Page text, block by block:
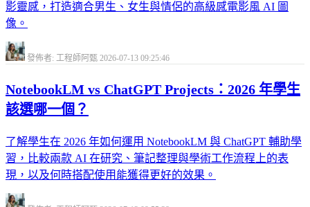
影靈感，打造適合男生、女生與情侶的高級感電影風 AI 圖
像。
發佈者: 工程師阿甄 2026-07-13 09:25:46
NotebookLM vs ChatGPT Projects：2026 年學生
該選哪一個？
了解學生在 2026 年如何運用 NotebookLM 與 ChatGPT 輔助學
習，比較兩款 AI 在研究、筆記整理與學術工作流程上的表
現，以及何時搭配使用能獲得更好的效果。